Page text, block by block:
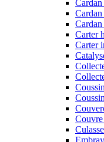
Carter
Carter
Couvre
Culasse